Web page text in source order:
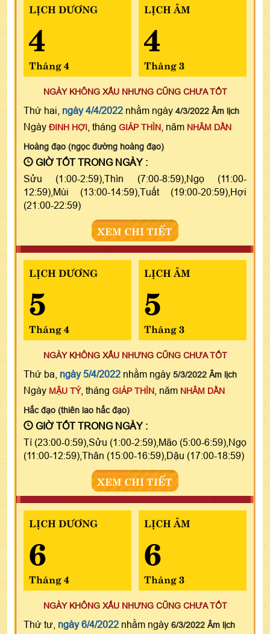
LỊCH DƯƠNG
4
Tháng 4
LỊCH ÂM
4
Tháng 3
NGÀY KHÔNG XẤU NHƯNG CŨNG CHƯA TỐT
Thứ hai, ngày 4/4/2022 nhằm ngày 4/3/2022 Âm lịch
Ngày ĐINH HỢI , tháng GIÁP THÌN , năm NHÂM DẦN
Hoàng đạo (ngọc đường hoàng đạo)
GIỜ TỐT TRONG NGÀY :
Sửu (1:00-2:59),Thìn (7:00-8:59),Ngọ (11:00-
12:59),Mùi (13:00-14:59),Tuất (19:00-20:59),Hợi
(21:00-22:59)
XEM CHI TIẾT
LỊCH DƯƠNG
5
Tháng 4
LỊCH ÂM
5
Tháng 3
NGÀY KHÔNG XẤU NHƯNG CŨNG CHƯA TỐT
Thứ ba, ngày 5/4/2022 nhằm ngày 5/3/2022 Âm lịch
Ngày MẬU TÝ, tháng GIÁP THÌN , năm NHÂM DẦN
Hắc đạo (thiên lao hắc đạo)
GIỜ TỐT TRONG NGÀY :
Tí (23:00-0:59),Sửu (1:00-2:59),Mão (5:00-6:59),Ngọ
(11:00-12:59),Thân (15:00-16:59),Dậu (17:00-18:59)
XEM CHI TIẾT
LỊCH DƯƠNG
6
Tháng 4
LỊCH ÂM
6
Tháng 3
NGÀY KHÔNG XẤU NHƯNG CŨNG CHƯA TỐT
Thứ tư, ngày 6/4/2022 nhằm ngày 6/3/2022 Âm lịch